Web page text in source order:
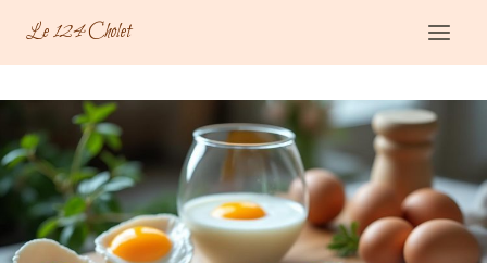
contenu
Le 124 Cholet